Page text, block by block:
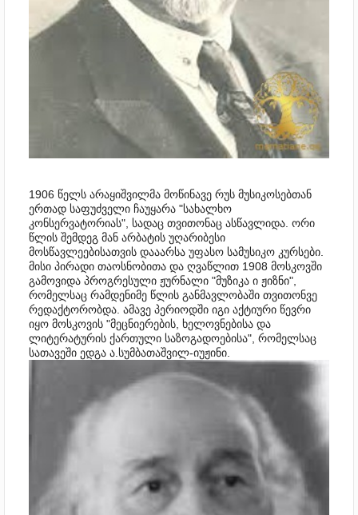
1906 წელს არაყიშვილმა მოწინავე რუს მუსიკოსებთან
ერთად საფუძველი ჩაუყარა "სახალხო
კონსერვატორიას", სადაც თვითონაც ასწავლიდა. ორი
წლის შემდეგ მან არბატის უღარიბესი
მოსწავლეებისათვის დააარსა უფასო სამუსიკო კურსები.
მისი პირადი თაოსნობითა და ღვაწლით 1908 მოსკოვში
გამოვიდა პროგრესული ჟურნალი "მუზიკა ი ჟიზნი",
რომელსაც რამდენიმე წლის განმავლობაში თვითონვე
რედაქტორობდა. ამავე პერიოდში იგი აქტიური წევრი
იყო მოსკოვის "მეცნიერების, ხელოვნებისა და
ლიტერატურის ქართული საზოგადოებისა", რომელსაც
სათავეში ედგა ა.სუმბათაშვილ-იუჟინი.